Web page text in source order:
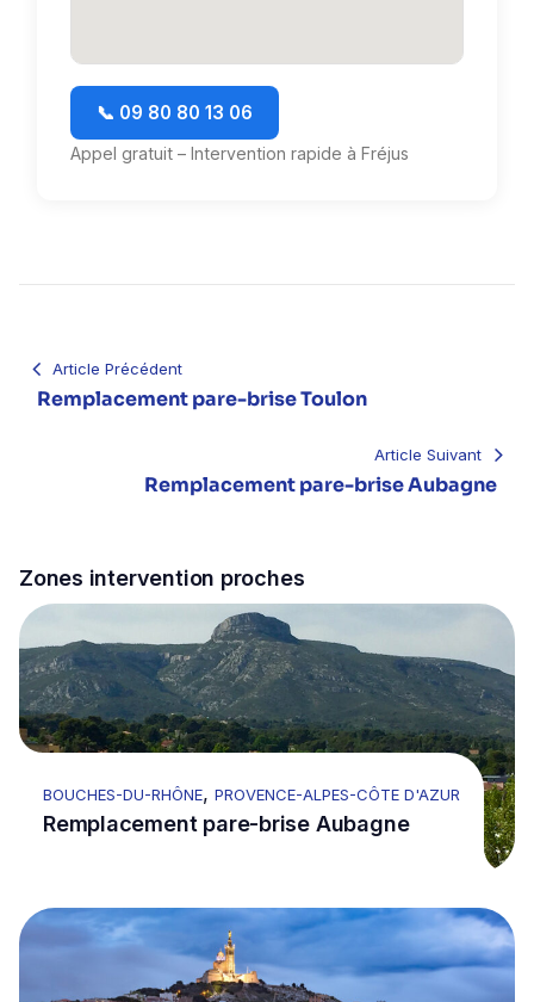
📞 09 80 80 13 06
Appel gratuit – Intervention rapide à Fréjus
l’article
Article Précédent
Remplacement pare-brise Toulon
Article Suivant
Remplacement pare-brise Aubagne
Zones intervention proches
Go to Remplacement pare-brise Aubagne
BOUCHES-DU-RHÔNE, PROVENCE-ALPES-CÔTE D'AZUR
Remplacement pare-brise Aubagne
Go to Remplacement pare-brise Marseille